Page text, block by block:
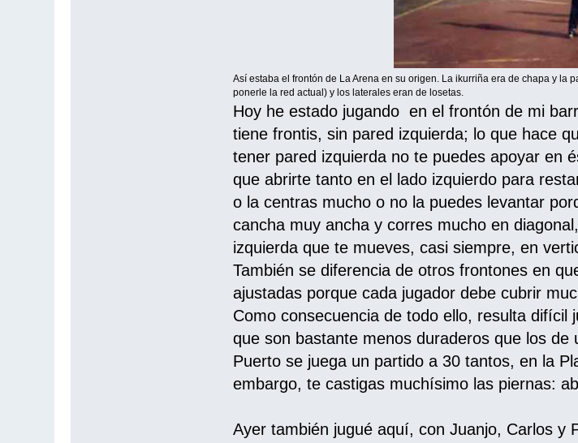
Así estaba el frontón de La Arena en su origen. La ikurriña era de chapa y la
ponerle la red actual) y los laterales eran de losetas.
Hoy he estado jugando en el frontón de mi
tiene frontis, sin pared izquierda; lo que hace
tener pared izquierda no te puedes apoyar en
que abrirte tanto en el lado izquierdo para
o la centras mucho o no la puedes levantar
cancha muy ancha y corres mucho en
izquierda que te mueves, casi siempre, en
También se diferencia de otros frontones en
ajustadas porque cada jugador debe cubrir
Como consecuencia de todo ello, resulta
que son bastante menos duraderos que los
Puerto se juega un partido a 30 tantos, en la
embargo, te castigas muchísimo las piernas:
Ayer también jugué aquí, con Juanjo, Carlos y